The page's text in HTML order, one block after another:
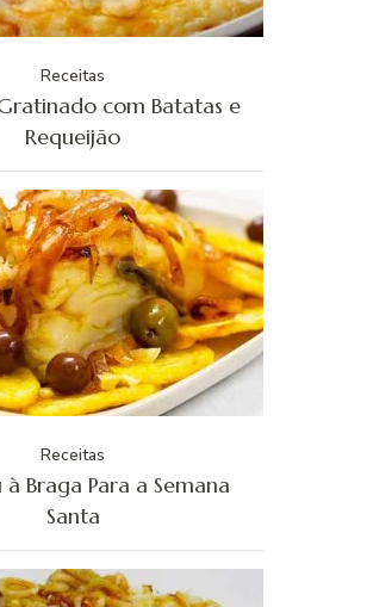
Receitas
com Batatas e
Requeijão
Receitas
à Braga Para a Semana
Santa